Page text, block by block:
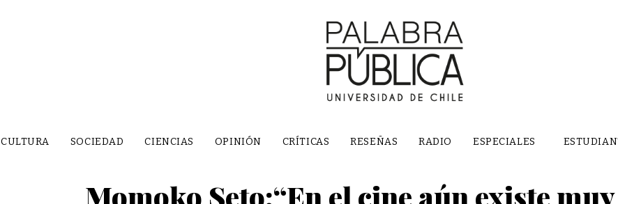
CULTURA SOCIEDAD CIENCIAS OPINIÓN CRÍTICAS RESEÑAS RADIO ESPECIALES
Momoko Seto:“En el cine aún existe